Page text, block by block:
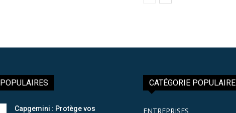
Capgemini : Protège vos
CATÉGORIE POPULAIRE
ENTREPRISES